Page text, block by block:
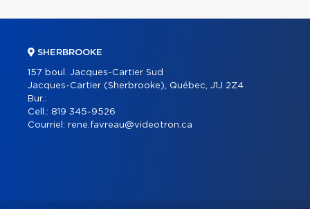
SHERBROOKE
157 boul. Jacques-Cartier Sud
Jacques-Cartier (Sherbrooke), Québec, J1J 2Z4
Bur.:
Cell.: 819 345-9526
Courriel: rene.favreau@videotron.ca